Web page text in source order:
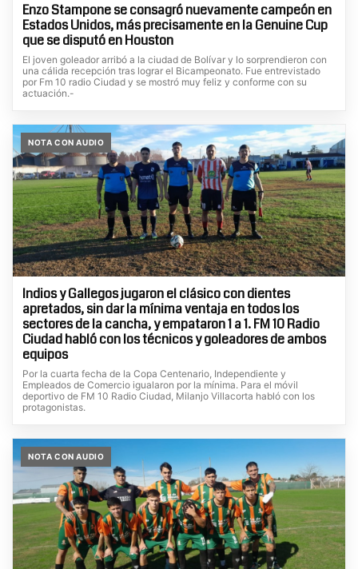
Enzo Stampone se consagró nuevamente campeón en
Estados Unidos, más precisamente en la Genuine Cup
que se disputó en Houston
El joven goleador arribó a la ciudad de Bolívar y lo sorprendieron con
una cálida recepción tras lograr el Bicampeonato. Fue entrevistado
por Fm 10 radio Ciudad y se mostró muy feliz y conforme con su
actuación.-
NOTA CON AUDIO
Indios y Gallegos jugaron el clásico con dientes
apretados, sin dar la mínima ventaja en todos los
sectores de la cancha, y empataron 1 a 1. FM 10 Radio
Ciudad habló con los técnicos y goleadores de ambos
equipos
Por la cuarta fecha de la Copa Centenario, Independiente y
Empleados de Comercio igualaron por la mínima. Para el móvil
deportivo de FM 10 Radio Ciudad, Milanjo Villacorta habló con los
protagonistas.
NOTA CON AUDIO